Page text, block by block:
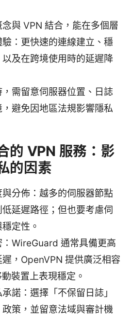
與 VPN 結合，能在多個層
：更快速的連線建立、穩
及在跨境使用時的延遲降
需留意伺服器位置、日誌
避免因地區法規影響隱私
的 VPN 服務：影
的因素
分佈：越多的伺服器節點
延遲路徑；但也要考慮伺
定性。
WireGuard 通常具備更高
，OpenVPN 提供廣泛相容
裝置上表現穩定。
諾：選擇「不保留日誌」
策，並留意法域與審計機